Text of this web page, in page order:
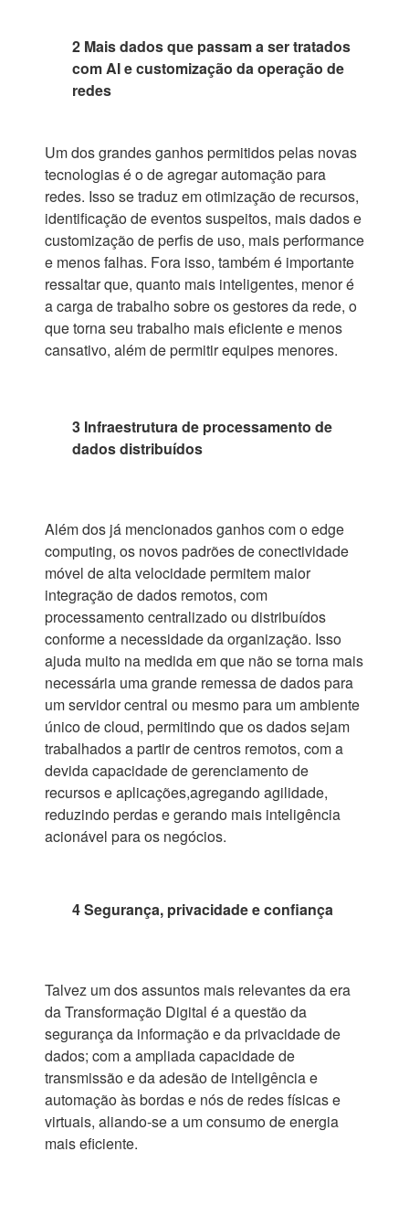
2 Mais dados que passam a ser tratados
com AI e customização da operação de
redes
Um dos grandes ganhos permitidos pelas novas
tecnologias é o de agregar automação para
redes. Isso se traduz em otimização de recursos,
identificação de eventos suspeitos, mais dados e
customização de perfis de uso, mais performance
e menos falhas. Fora isso, também é importante
ressaltar que, quanto mais inteligentes, menor é
a carga de trabalho sobre os gestores da rede, o
que torna seu trabalho mais eficiente e menos
cansativo, além de permitir equipes menores.
3 Infraestrutura de processamento de
dados distribuídos
Além dos já mencionados ganhos com o edge
computing, os novos padrões de conectividade
móvel de alta velocidade permitem maior
integração de dados remotos, com
processamento centralizado ou distribuídos
conforme a necessidade da organização. Isso
ajuda muito na medida em que não se torna mais
necessária uma grande remessa de dados para
um servidor central ou mesmo para um ambiente
único de cloud, permitindo que os dados sejam
trabalhados a partir de centros remotos, com a
devida capacidade de gerenciamento de
recursos e aplicações,agregando agilidade,
reduzindo perdas e gerando mais inteligência
acionável para os negócios.
4 Segurança, privacidade e confiança
Talvez um dos assuntos mais relevantes da era
da Transformação Digital é a questão da
segurança da informação e da privacidade de
dados; com a ampliada capacidade de
transmissão e da adesão de inteligência e
automação às bordas e nós de redes físicas e
virtuais, aliando-se a um consumo de energia
mais eficiente.